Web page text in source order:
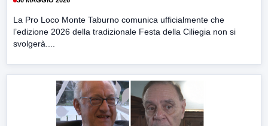
La Pro Loco Monte Taburno comunica ufficialmente che
l’edizione 2026 della tradizionale Festa della Ciliegia non si
svolgerà....